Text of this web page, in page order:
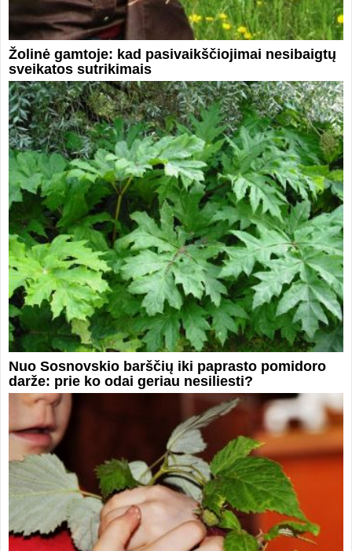
Žolinė gamtoje: kad pasivaikščiojimai nesibaigtų
sveikatos sutrikimais
Nuo Sosnovskio barščių iki paprasto pomidoro
darže: prie ko odai geriau nesiliesti?